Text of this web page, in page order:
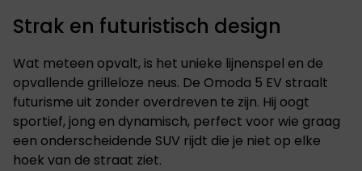
Strak en futuristisch design
Wat meteen opvalt, is het unieke lijnenspel en de
opvallende grilleloze neus. De Omoda 5 EV straalt
futurisme uit zonder overdreven te zijn. Hij oogt
sportief, jong en dynamisch, perfect voor wie graag
een onderscheidende SUV rijdt die je niet op elke
hoek van de straat ziet.